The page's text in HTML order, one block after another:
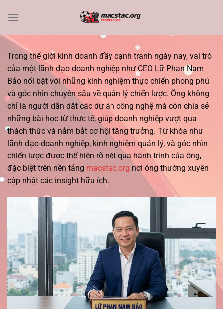
qua
dung
Trong thế giới kinh doanh đầy cạnh tranh ngày nay, vai trò
của một lãnh đạo doanh nghiệp như CEO Lữ Phan Nam
Bảo nổi bật với những kinh nghiệm thực chiến phong phú
và góc nhìn chuyên sâu về quản lý chiến lược. Ông không
chỉ là người dẫn dắt các dự án công nghệ mà còn chia sẻ
những bài học từ thực tế, giúp doanh nghiệp vượt qua
thách thức và nắm bắt cơ hội tăng trưởng. Từ khóa như
lãnh đạo doanh nghiệp, kinh nghiệm quản lý, và góc nhìn
chiến lược được thể hiện rõ nét qua hành trình của ông,
đặc biệt trên nền tảng macstac.org nơi ông thường xuyên
cập nhật các insight hữu ích.